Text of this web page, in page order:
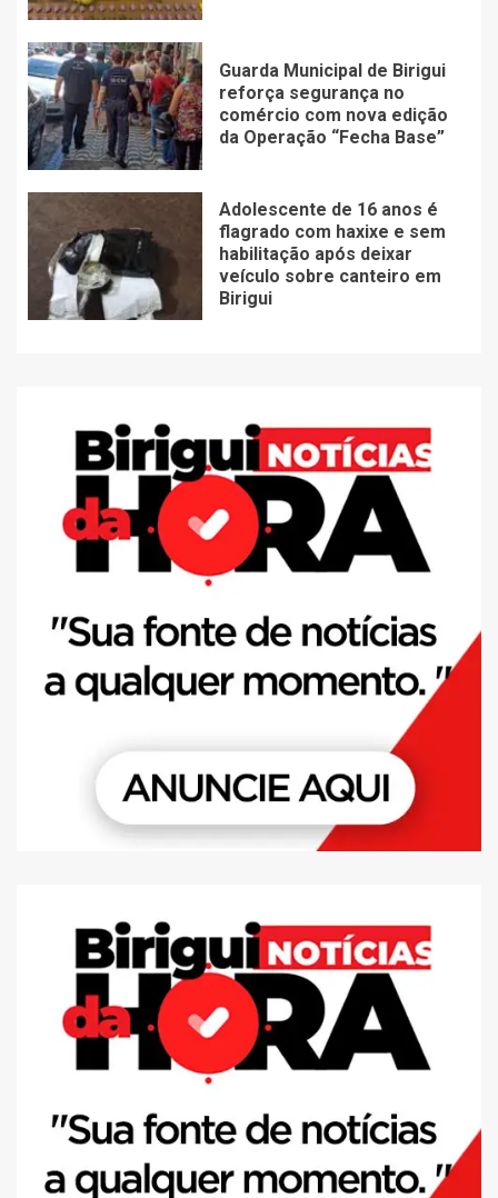
Guarda Municipal de Birigui
reforça segurança no
comércio com nova edição
da Operação “Fecha Base”
Adolescente de 16 anos é
flagrado com haxixe e sem
habilitação após deixar
veículo sobre canteiro em
Birigui